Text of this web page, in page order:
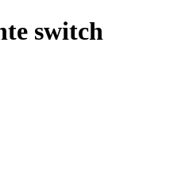
switch